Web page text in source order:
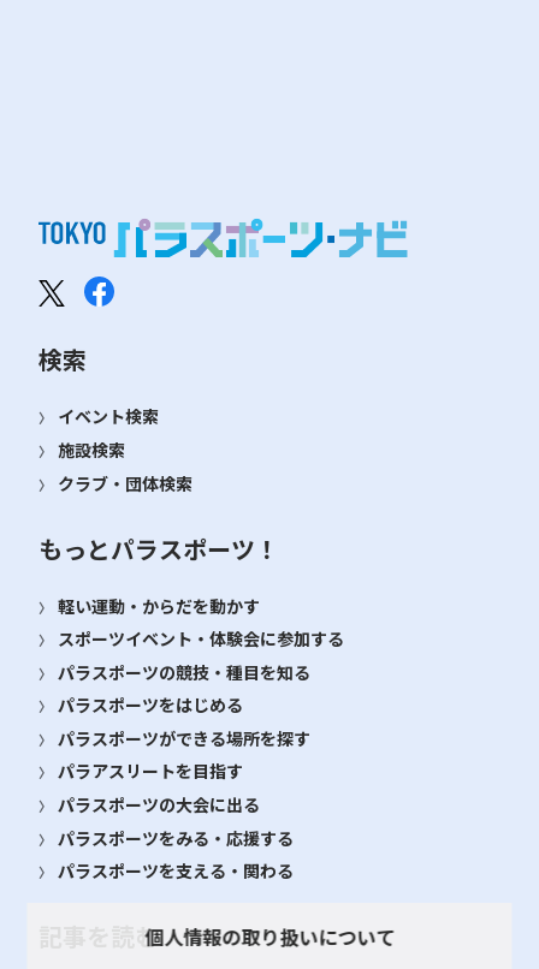
検索
イベント検索
施設検索
クラブ・団体検索
もっとパラスポーツ！
軽い運動・からだを動かす
スポーツイベント・体験会に参加する
パラスポーツの競技・種目を知る
パラスポーツをはじめる
パラスポーツができる場所を探す
パラアスリートを目指す
パラスポーツの大会に出る
パラスポーツをみる・応援する
パラスポーツを支える・関わる
記事を読む個人情報の取り扱いについて